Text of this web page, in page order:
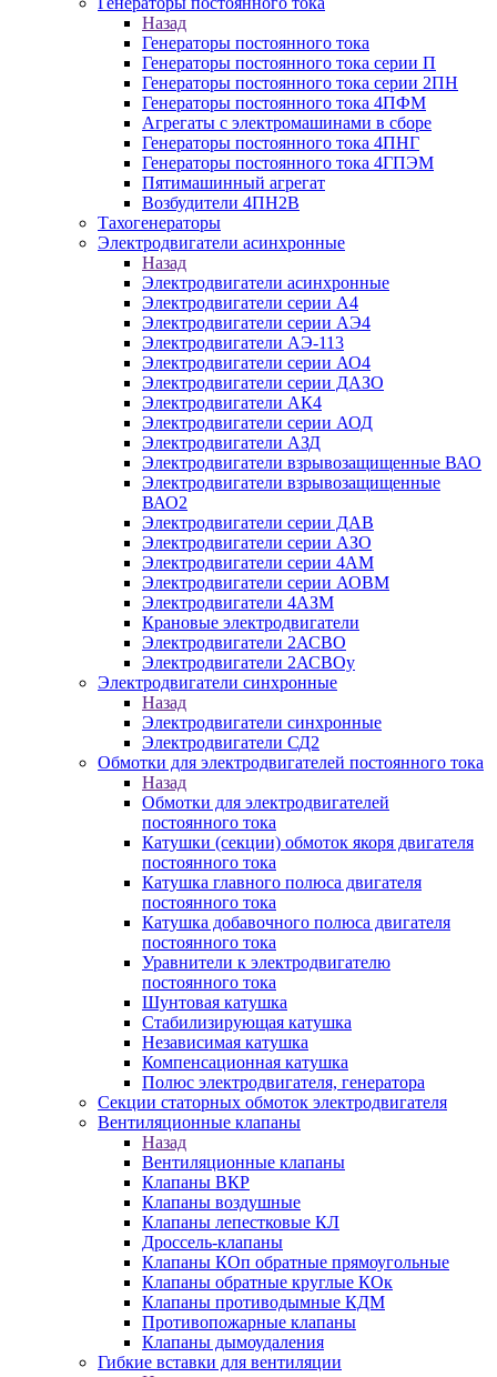
Назад
Генераторы постоянного тока
Генераторы постоянного тока серии П
Генераторы постоянного тока серии 2ПН
Генераторы постоянного тока 4ПФМ
Агрегаты с электромашинами в сборе
Генераторы постоянного тока 4ПНГ
Генераторы постоянного тока 4ГПЭМ
Пятимашинный агрегат
Возбудители 4ПН2В
Тахогенераторы
Электродвигатели асинхронные
Назад
Электродвигатели асинхронные
Электродвигатели серии А4
Электродвигатели серии АЭ4
Электродвигатели АЭ-113
Электродвигатели серии АО4
Электродвигатели серии ДАЗО
Электродвигатели АК4
Электродвигатели серии АОД
Электродвигатели АЗД
Электродвигатели взрывозащищенные ВАО
Электродвигатели взрывозащищенные
ВАО2
Электродвигатели серии ДАВ
Электродвигатели серии АЗО
Электродвигатели серии 4АМ
Электродвигатели серии АОВМ
Электродвигатели 4АЗМ
Крановые электродвигатели
Электродвигатели 2АСВО
Электродвигатели 2АСВОу
Электродвигатели синхронные
Назад
Электродвигатели синхронные
Электродвигатели СД2
Обмотки для электродвигателей постоянного тока
Назад
Обмотки для электродвигателей
постоянного тока
Катушки (секции) обмоток якоря двигателя
постоянного тока
Катушка главного полюса двигателя
постоянного тока
Катушка добавочного полюса двигателя
постоянного тока
Уравнители к электродвигателю
постоянного тока
Шунтовая катушка
Стабилизирующая катушка
Независимая катушка
Компенсационная катушка
Полюс электродвигателя, генератора
Секции статорных обмоток электродвигателя
Вентиляционные клапаны
Назад
Вентиляционные клапаны
Клапаны ВКР
Клапаны воздушные
Клапаны лепестковые КЛ
Дроссель-клапаны
Клапаны КОп обратные прямоугольные
Клапаны обратные круглые КОк
Клапаны противодымные КДМ
Противопожарные клапаны
Клапаны дымоудаления
Гибкие вставки для вентиляции